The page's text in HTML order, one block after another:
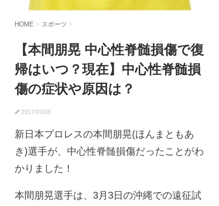
HOME > スポーツ >
【本間朋晃 中心性脊髄損傷で復
帰はいつ？現在】中心性脊髄損
傷の症状や原因は？
2017/03/06
新日本プロレスの本間朋晃(ほんまともあ
き)選手が、中心性脊髄損傷だったことがわ
かりました！
本間朋晃選手は、3月3日の沖縄での遠征試